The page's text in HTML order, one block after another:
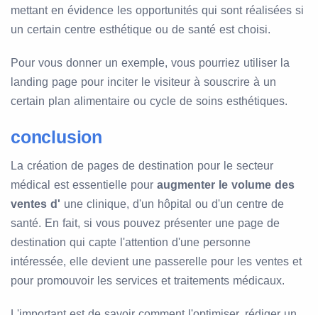
mettant en évidence les opportunités qui sont réalisées si
un certain centre esthétique ou de santé est choisi.
Pour vous donner un exemple, vous pourriez utiliser la
landing page pour inciter le visiteur à souscrire à un
certain plan alimentaire ou cycle de soins esthétiques.
conclusion
La création de pages de destination pour le secteur
médical est essentielle pour augmenter le volume des
ventes d' une clinique, d'un hôpital ou d'un centre de
santé. En fait, si vous pouvez présenter une page de
destination qui capte l'attention d'une personne
intéressée, elle devient une passerelle pour les ventes et
pour promouvoir les services et traitements médicaux.